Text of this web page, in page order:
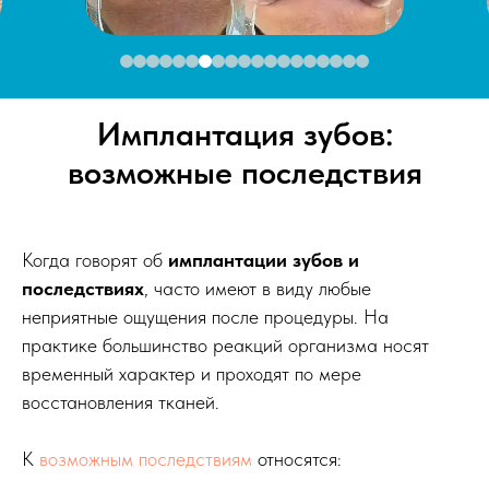
Имплантация зубов:
возможные последствия
Когда говорят об имплантации зубов и
последствиях, часто имеют в виду любые
неприятные ощущения после процедуры. На
практике большинство реакций организма носят
временный характер и проходят по мере
восстановления тканей.
К возможным последствиям относятся: